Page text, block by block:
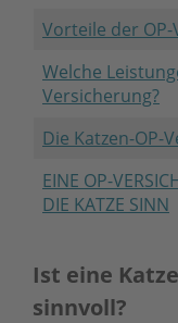
Vorteile der
Welche
Versicherung?
Die Katzen-OP-
EINE OP-
DIE KATZE SINN
Ist eine
sinnvoll?